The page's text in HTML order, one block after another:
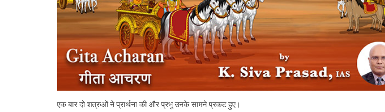
एक बार दो शत्रुओं ने प्रार्थना की और प्रभु उनके सामने प्रकट हुए।